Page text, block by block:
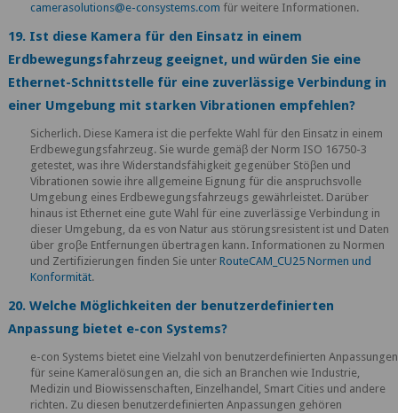
camerasolutions@e-consystems.com für weitere Informationen.
19. Ist diese Kamera für den Einsatz in einem
Erdbewegungsfahrzeug geeignet, und würden Sie eine
Ethernet-Schnittstelle für eine zuverlässige Verbindung in
einer Umgebung mit starken Vibrationen empfehlen?
Sicherlich. Diese Kamera ist die perfekte Wahl für den Einsatz in einem
Erdbewegungsfahrzeug. Sie wurde gemäβ der Norm ISO 16750-3
getestet, was ihre Widerstandsfähigkeit gegenüber Stöβen und
Vibrationen sowie ihre allgemeine Eignung für die anspruchsvolle
Umgebung eines Erdbewegungsfahrzeugs gewährleistet. Darüber
hinaus ist Ethernet eine gute Wahl für eine zuverlässige Verbindung in
dieser Umgebung, da es von Natur aus störungsresistent ist und Daten
über groβe Entfernungen übertragen kann. Informationen zu Normen
und Zertifizierungen finden Sie unterRouteCAM_CU25 Normen und
Konformität.
20. Welche Möglichkeiten der benutzerdefinierten
Anpassung bietet e-con Systems?
e-con Systems bietet eine Vielzahl von benutzerdefinierten Anpassungen
für seine Kameralösungen an, die sich an Branchen wie Industrie,
Medizin und Biowissenschaften, Einzelhandel, Smart Cities und andere
richten. Zu diesen benutzerdefinierten Anpassungen gehören